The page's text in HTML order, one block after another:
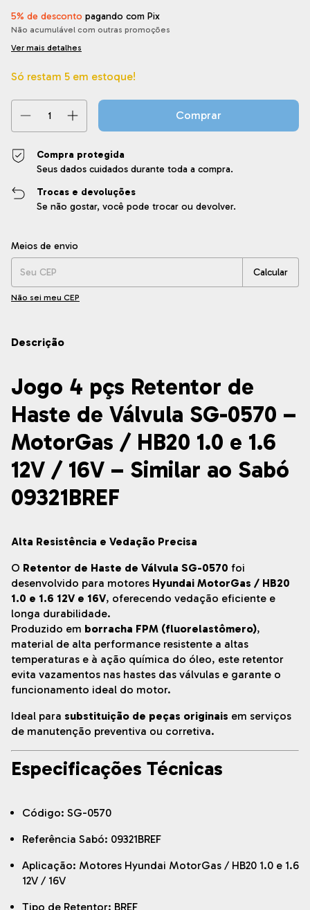
5% de desconto pagando com Pix
Não acumulável com outras promoções
Ver mais detalhes
Só restam 5 em estoque!
Compra protegida
Seus dados cuidados durante toda a compra.
Trocas e devoluções
Se não gostar, você pode trocar ou devolver.
Entregas para o CEP:
Meios de envio
Calcular
Não sei meu CEP
Descrição
Jogo 4 pçs Retentor de
Haste de Válvula SG-0570 –
MotorGas / HB20 1.0 e 1.6
12V / 16V – Similar ao Sabó
09321BREF
Alta Resistência e Vedação Precisa
O Retentor de Haste de Válvula SG-0570 foi
desenvolvido para motores Hyundai MotorGas / HB20
1.0 e 1.6 12V e 16V, oferecendo vedação eficiente e
longa durabilidade.
Produzido em borracha FPM (fluorelastômero),
material de alta performance resistente a altas
temperaturas e à ação química do óleo, este retentor
evita vazamentos nas hastes das válvulas e garante o
funcionamento ideal do motor.
Ideal para substituição de peças originais em serviços
de manutenção preventiva ou corretiva.
Especificações Técnicas
Código: SG-0570
Referência Sabó: 09321BREF
Aplicação: Motores Hyundai MotorGas / HB20 1.0 e 1.6
12V / 16V
Tipo de Retentor: BREF